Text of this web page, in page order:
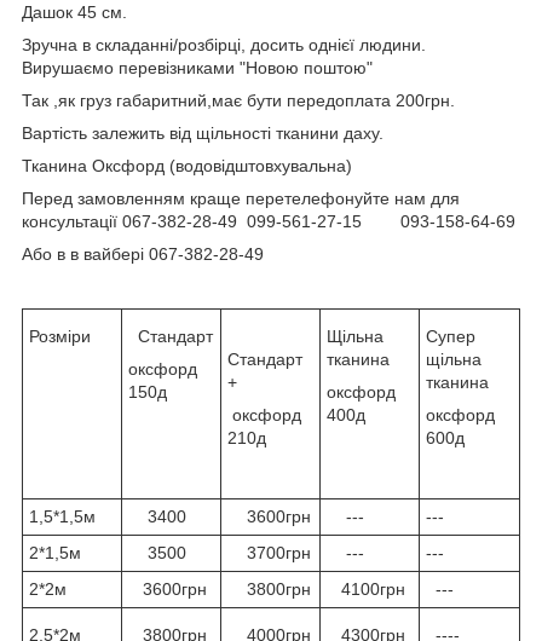
Дашок 45 см.
Зручна в складанні/розбірці, досить однієї людини.
Вирушаємо перевізниками "Новою поштою"
Так ,як груз габаритний,має бути передоплата 200грн.
Вартість залежить від щільності тканини даху.
Тканина Оксфорд (водовідштовхувальна)
Перед замовленням краще перетелефонуйте нам для
консультації 067-382-28-49 099-561-27-15 093-158-64-69
Або в в вайбері 067-382-28-49
Розміри
Стандарт
оксфорд
150д
Стандарт
+
оксфорд
210д
Щільна
тканина
оксфорд
400д
Супер
щільна
тканина
оксфорд
600д
1,5*1,5м 3400 3600грн ---
---
2*1,5м
3500 3700грн ---
---
2*2м
3600грн 3800грн 4100грн ---
2,5*2м 3800грн 4000грн 4300грн ----